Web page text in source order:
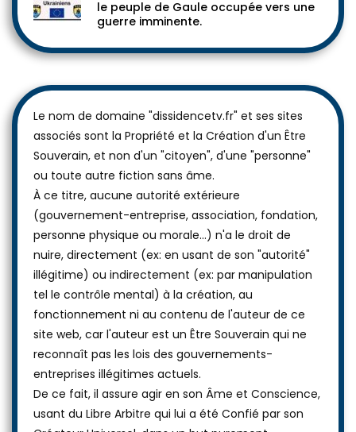
le peuple de Gaule occupée vers une
guerre imminente.
Le nom de domaine "dissidencetv.fr" et ses sites
associés sont la Propriété et la Création d'un Être
Souverain, et non d'un "citoyen", d'une "personne"
ou toute autre fiction sans âme.
À ce titre, aucune autorité extérieure
(gouvernement-entreprise, association, fondation,
personne physique ou morale...) n'a le droit de
nuire, directement (ex: en usant de son "autorité"
illégitime) ou indirectement (ex: par manipulation
tel le contrôle mental) à la création, au
fonctionnement ni au contenu de l'auteur de ce
site web, car l'auteur est un Être Souverain qui ne
reconnaît pas les lois des gouvernements-
entreprises illégitimes actuels.
De ce fait, il assure agir en son Âme et Conscience,
usant du Libre Arbitre qui lui a été Confié par son